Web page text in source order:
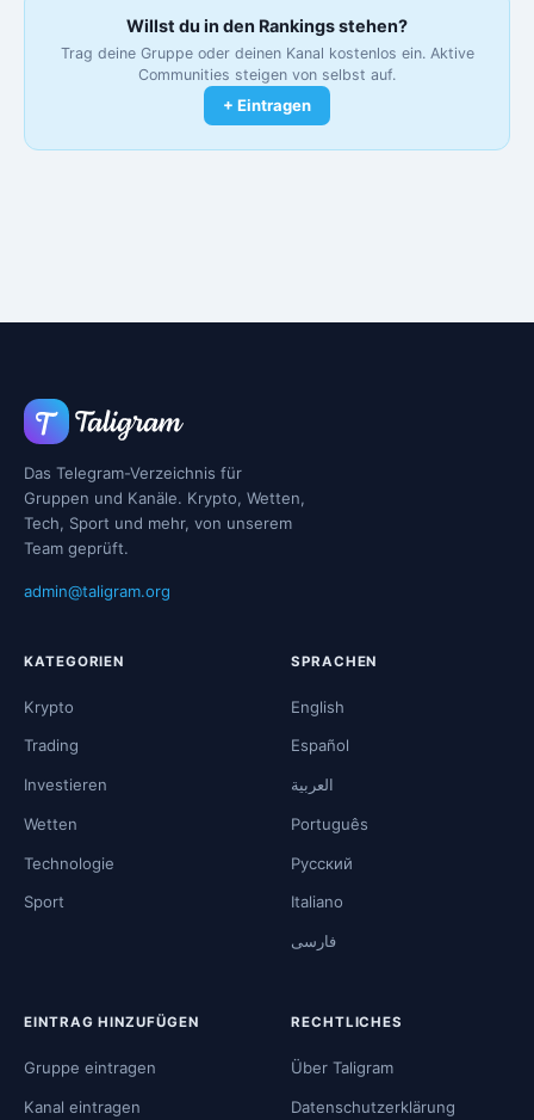
Willst du in den Rankings stehen?
Trag deine Gruppe oder deinen Kanal kostenlos ein. Aktive
Communities steigen von selbst auf.
+ Eintragen
Das Telegram-Verzeichnis für
Gruppen und Kanäle. Krypto, Wetten,
Tech, Sport und mehr, von unserem
Team geprüft.
admin@taligram.org
KATEGORIEN
Krypto
Trading
Investieren
Wetten
Technologie
Sport
SPRACHEN
English
Español
العربية
Português
Русский
Italiano
فارسی
EINTRAG HINZUFÜGEN
Gruppe eintragen
Kanal eintragen
RECHTLICHES
Über Taligram
Datenschutzerklärung